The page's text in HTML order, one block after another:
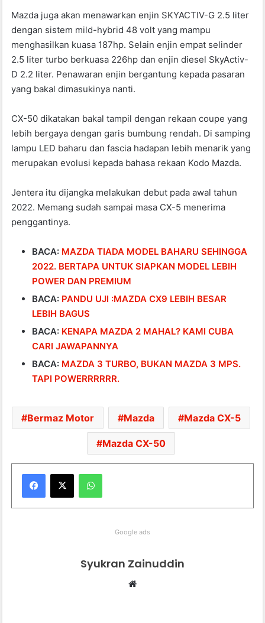
Mazda juga akan menawarkan enjin SKYACTIV-G 2.5 liter
dengan sistem mild-hybrid 48 volt yang mampu
menghasilkan kuasa 187hp. Selain enjin empat selinder
2.5 liter turbo berkuasa 226hp dan enjin diesel SkyActiv-
D 2.2 liter. Penawaran enjin bergantung kepada pasaran
yang bakal dimasukinya nanti.
CX-50 dikatakan bakal tampil dengan rekaan coupe yang
lebih bergaya dengan garis bumbung rendah. Di samping
lampu LED baharu dan fascia hadapan lebih menarik yang
merupakan evolusi kepada bahasa rekaan Kodo Mazda.
Jentera itu dijangka melakukan debut pada awal tahun
2022. Memang sudah sampai masa CX-5 menerima
penggantinya.
BACA: MAZDA TIADA MODEL BAHARU SEHINGGA
2022. BERTAPA UNTUK SIAPKAN MODEL LEBIH
POWER DAN PREMIUM
BACA: PANDU UJI :MAZDA CX9 LEBIH BESAR
LEBIH BAGUS
BACA: KENAPA MAZDA 2 MAHAL? KAMI CUBA
CARI JAWAPANNYA
BACA: MAZDA 3 TURBO, BUKAN MAZDA 3 MPS.
TAPI POWERRRRRR.
Bermaz Motor Mazda Mazda CX-5
Mazda CX-50
WhatsApp
Google ads
Syukran Zainuddin